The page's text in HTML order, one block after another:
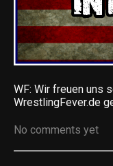
WF: Wir freuen uns
WrestlingFever.de
No comments yet